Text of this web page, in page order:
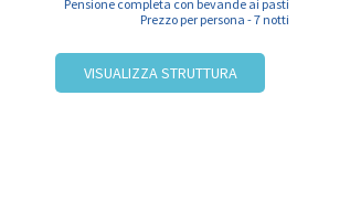
Pensione completa con bevande ai pasti
Prezzo per persona -7 notti
VISUALIZZA STRUTTURA